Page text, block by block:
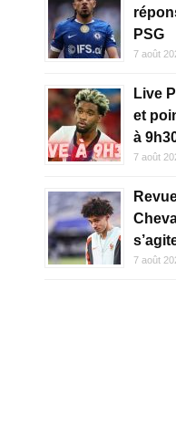
PSG
7 août
Live
et
à
7 août
7 août